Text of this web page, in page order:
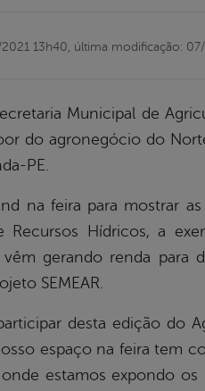
13h40, última modificação:
Municipal de
do agronegócio do
PE.
na feira para mostrar
Recursos Hídricos, a
gerando renda para
SEMEAR.
desta edição do
espaço na feira tem
estamos expondo